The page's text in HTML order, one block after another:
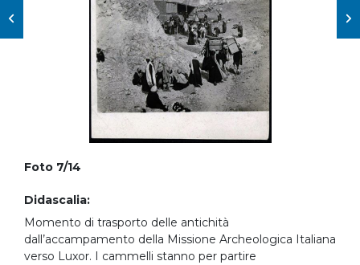
Foto 7/14
Didascalia:
Momento di trasporto delle antichità
dall’accampamento della Missione Archeologica Italiana
verso Luxor. I cammelli stanno per partire